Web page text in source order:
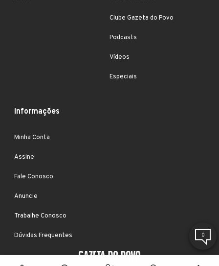
Clube Gazeta do Povo
Podcasts
Vídeos
Especiais
Informações
Minha Conta
Assine
Fale Conosco
Anuncie
Trabalhe Conosco
Dúvidas Frequentes 0